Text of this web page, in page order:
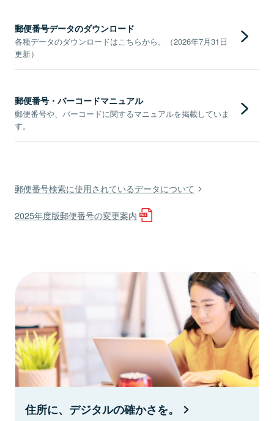
郵便番号データのダウンロード
各種データのダウンロードはこちらから。（2026年7月31日
更新）
郵便番号・バーコードマニュアル
郵便番号や、バーコードに関するマニュアルを掲載していま
す。
郵便番号検索に使用されているデータについて
2025年度版郵便番号の変更案内
住所に、デジタルの確かさを。